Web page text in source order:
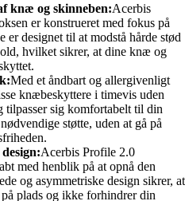
knæ og skinneben:Acerbis
er konstrueret med fokus på
er designet til at modstå hårde stød
hvilket sikrer, at dine knæ og
Med et åndbart og allergivenligt
knæbeskyttere i timevis uden
tilpasser sig komfortabelt til din
støtte, uden at gå på
Acerbis Profile 2.0
med henblik på at opnå den
og asymmetriske design sikrer, at
plads og ikke forhindrer din